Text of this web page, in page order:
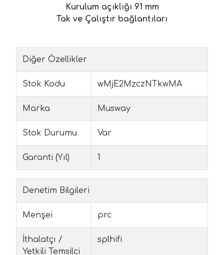
Kurulum açıklığı 91 mm
Tak ve Çalıştır bağlantıları
Diğer Özellikler
Stok Kodu wMjE2MzczNTkwMA
Marka Musway
Stok Durumu Var
Garanti (Yıl) 1
Denetim Bilgileri
Menşei prc
İthalatçı /
Yetkili Temsilci
splhifi